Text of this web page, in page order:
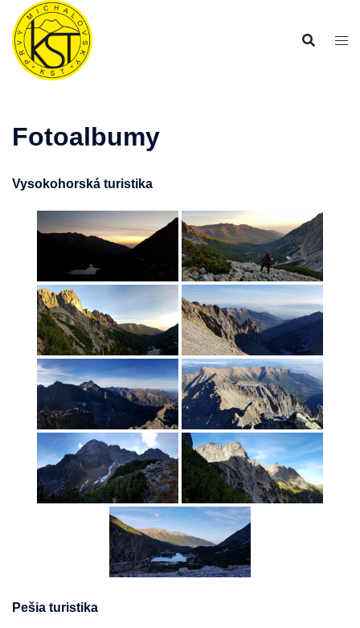
Preskočiť
obsah
Fotoalbumy
Vysokohorská turistika
Pešia turistika